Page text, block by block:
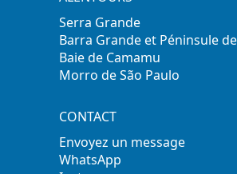
Serra Grande
Barra Grande et Péninsule
Baie de Camamu
Morro de São Paulo
CONTACT
Envoyez un message
WhatsApp